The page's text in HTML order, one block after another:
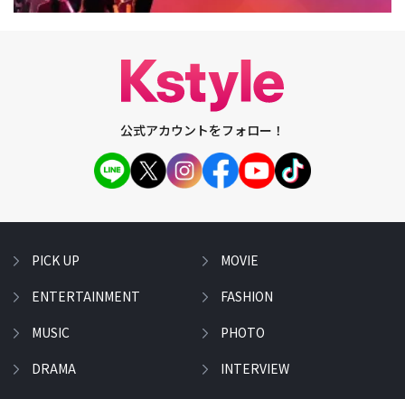
公式アカウントをフォロー！
PICK UP
ENTERTAINMENT
MUSIC
DRAMA
MOVIE
FASHION
PHOTO
INTERVIEW